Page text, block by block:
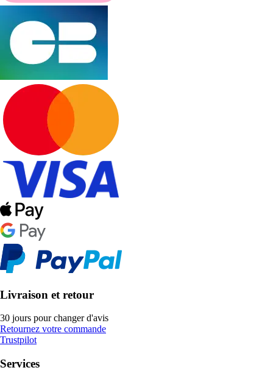
Livraison et retour
30 jours pour changer d'avis
Retournez votre commande
Trustpilot
Services